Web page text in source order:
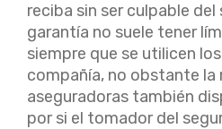
reciba sin ser culpable
garantía no suele tener
siempre que se utilicen
compañía, no obstante la
aseguradoras también
por si el tomador del